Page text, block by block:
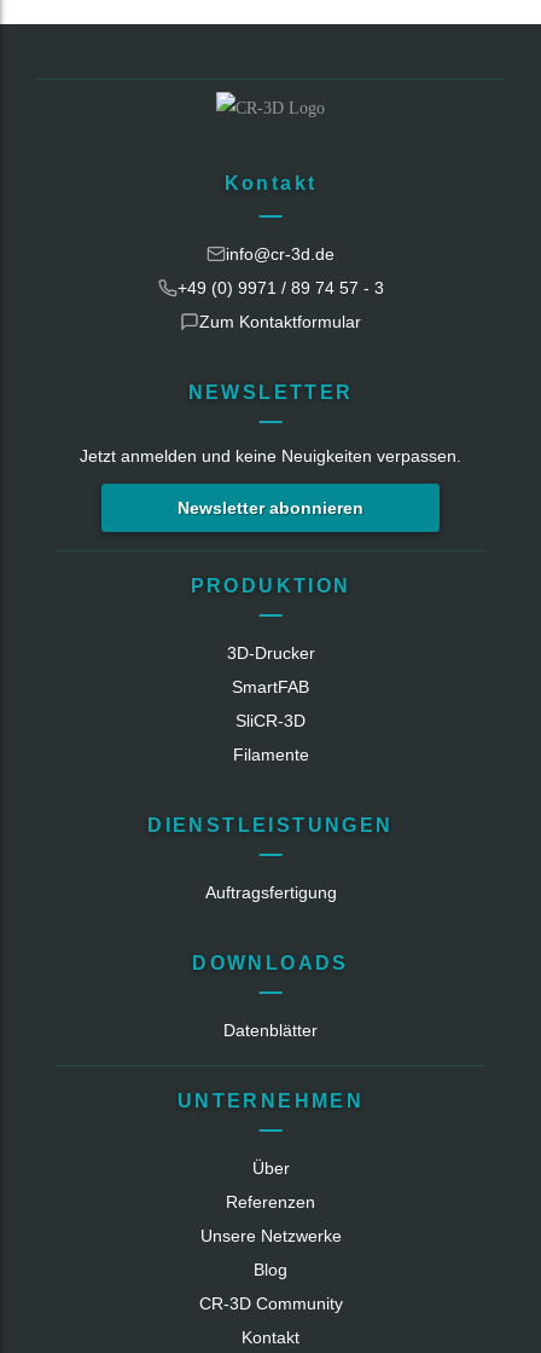
Kontakt
info@cr-3d.de
+49 (0) 9971 / 89 74 57 - 3
Zum Kontaktformular
NEWSLETTER
Jetzt anmelden und keine Neuigkeiten verpassen.
Newsletter abonnieren
PRODUKTION
3D-Drucker
SmartFAB
SliCR‑3D
Filamente
DIENSTLEISTUNGEN
Auftragsfertigung
DOWNLOADS
Datenblätter
UNTERNEHMEN
Über
Referenzen
Unsere Netzwerke
Blog
CR‑3D Community
Kontakt